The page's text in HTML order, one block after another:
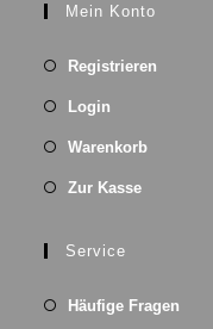
Mein Konto
Registrieren
Login
Warenkorb
Zur Kasse
Service
Häufige Fragen